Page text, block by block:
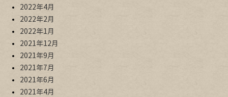
2022年4月
2022年2月
2022年1月
2021年12月
2021年9月
2021年7月
2021年6月
2021年4月